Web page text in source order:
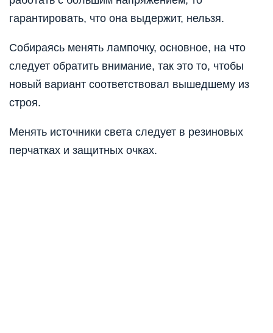
гарантировать, что она выдержит, нельзя.
Собираясь менять лампочку, основное, на что
следует обратить внимание, так это то, чтобы
новый вариант соответствовал вышедшему из
строя.
Менять источники света следует в резиновых
перчатках и защитных очках.